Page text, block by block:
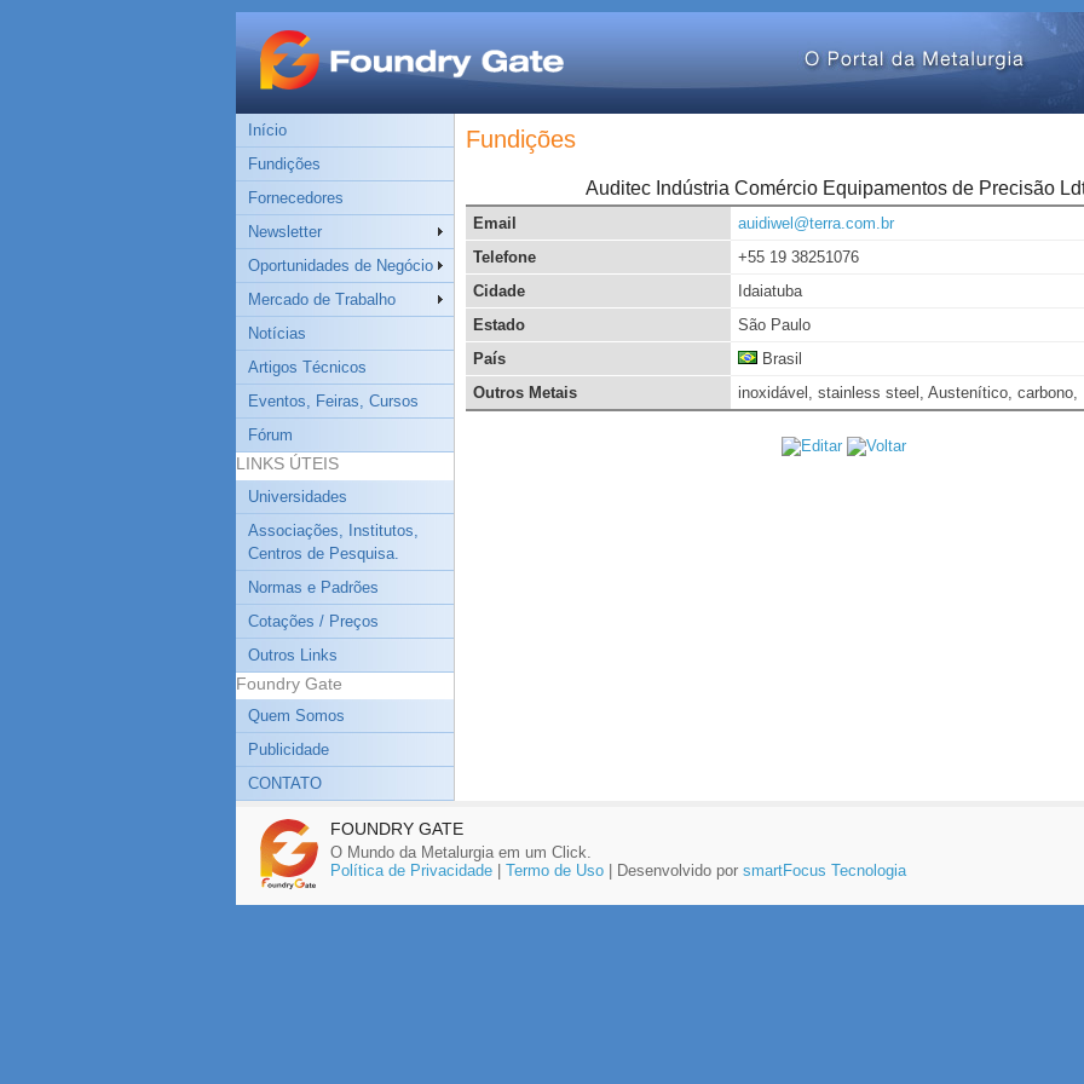
Início
Fundições
Fornecedores
Newsletter
Oportunidades de Negócio
Mercado de Trabalho
Notícias
Artigos Técnicos
Eventos, Feiras, Cursos
Fórum
LINKS ÚTEIS
Universidades
Associações, Institutos,
Centros de Pesquisa.
Normas e Padrões
Cotações / Preços
Outros Links
Foundry Gate
Quem Somos
Publicidade
CONTATO
Fundições
Auditec Indústria Comércio Equipamentos de Precisão
Email
auidiwel@terra.com.br
Telefone
+55 19 38251076
Cidade
Idaiatuba
Estado
São Paulo
País
Brasil
Outros Metais
inoxidável, stainless steel, Austenítico, carbono,
FOUNDRY GATE
O Mundo da Metalurgia em um Click.
Política de Privacidade| Termo de Uso| Desenvolvido por smartFocus Tecnologia